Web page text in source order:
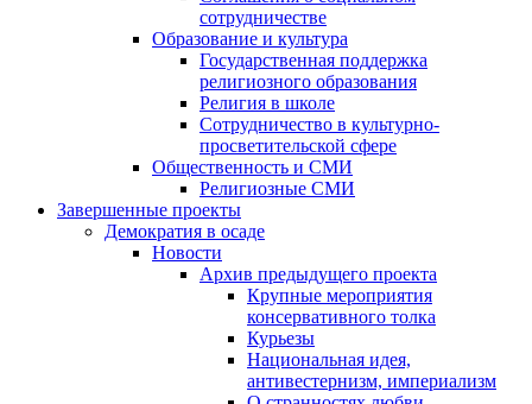
сотрудничестве
Образование и культура
Государственная поддержка
религиозного образования
Религия в школе
Сотрудничество в культурно-
просветительской сфере
Общественность и СМИ
Религиозные СМИ
Завершенные проекты
Демократия в осаде
Новости
Архив предыдущего проекта
Крупные мероприятия
консервативного толка
Курьезы
Национальная идея,
антивестернизм, империализм